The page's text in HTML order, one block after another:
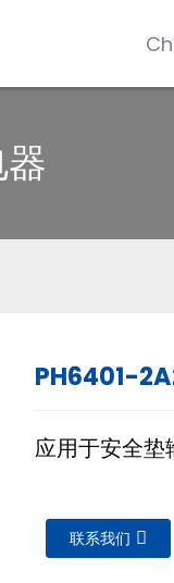
PH6401-
应用于安全垫
联系我们